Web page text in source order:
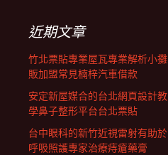
列近期文章
竹北票貼專業屋瓦專業解析小攤
販加盟常見楠梓汽車借款
安定新屋媒合的台北網頁設計教
學鼻子整形平台台北票貼
台中眼科的新竹近視雷射有助於
呼吸照護專家治療痔瘡藥膏